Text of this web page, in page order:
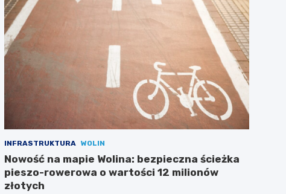
INFRASTRUKTURA WOLIN
Nowość na mapie Wolina: bezpieczna ścieżka
pieszo-rowerowa o wartości 12 milionów
złotych